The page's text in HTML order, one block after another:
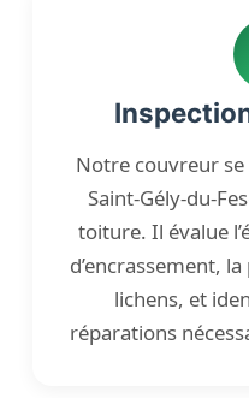
Notre couvreur
Saint-Gély-du-
toiture. Il évalue
d’encrassement,
lichens, et
réparations